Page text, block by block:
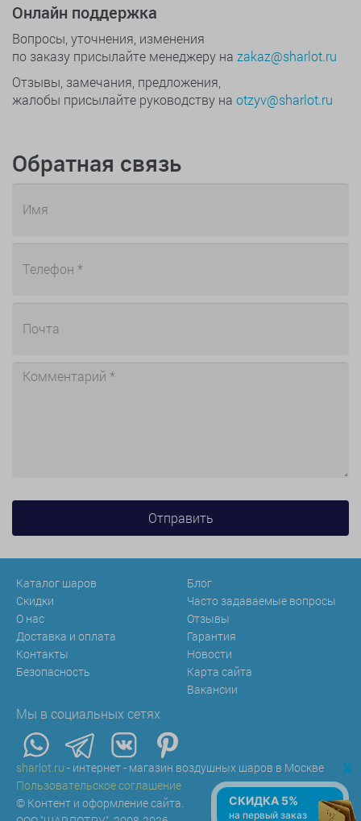
Онлайн поддержка
Вопросы, уточнения, изменения
по заказу присылайте менеджеру на zakaz@sharlot.ru
Отзывы, замечания, предложения,
жалобы присылайте руководству на otzyv@sharlot.ru
Обратная связь
Каталог шаров
Скидки
О нас
Доставка и оплата
Контакты
Безопасность
Блог
Часто задаваемые вопросы
Отзывы
Гарантия
Новости
Карта сайта
Вакансии
Мы в социальных сетях
sharlot.ru - интернет - магазин воздушных шаров в Москве
Пользовательское соглашение
© Контент и оформление сайта.
x
СКИДКА 5%
на первый заказ